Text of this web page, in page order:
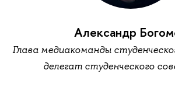
Александр
Глава медиакоманды
делегат студенческого